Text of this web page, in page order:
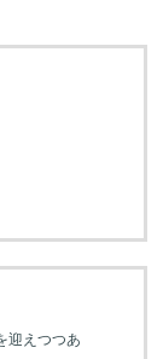
迎えつつあ